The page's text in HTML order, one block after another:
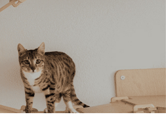
22.05.2020
Yavru Kedilerde Pire Nasıl
Temizlenir?
22.05.2020